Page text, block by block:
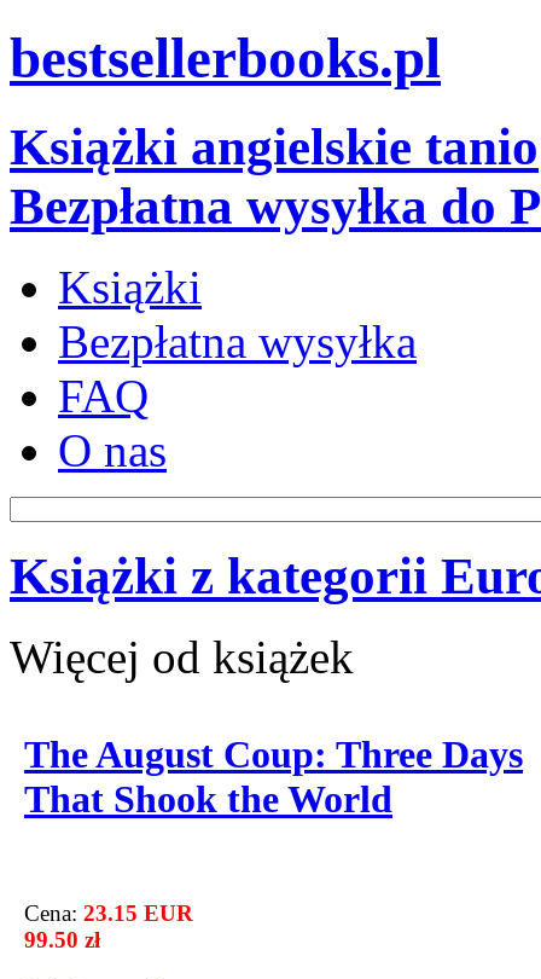
bestsellerbooks.pl
Książki angielskie tanio
Bezpłatna wysyłka do
Książki
Bezpłatna wysyłka
FAQ
O nas
Książki z kategorii
Więcej od książek
The August Coup: Three Days
That Shook the World
Cena: 23.15 EUR
99.50 zł